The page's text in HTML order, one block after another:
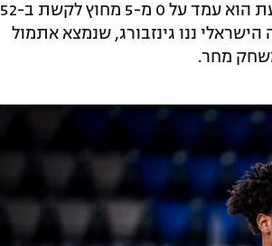
חיפה וקודם לכן שיחק בעירוני נס ציונה. עד הזריקה המכרעת הוא עמד על 0 מ-5 מחוץ לקשת ב-52
ננו גינזבורג, שנמצא אתמול
מחר.